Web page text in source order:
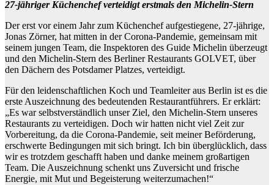
27-jähriger Küchenchef verteidigt erstmals den Michelin-Stern
Der erst vor einem Jahr zum Küchenchef aufgestiegene, 27-jährige,
Jonas Zörner, hat mitten in der Corona-Pandemie, gemeinsam mit
seinem jungen Team, die Inspektoren des Guide Michelin überzeugt
und den Michelin-Stern des Berliner Restaurants GOLVET, über
den Dächern des Potsdamer Platzes, verteidigt.
Für den leidenschaftlichen Koch und Teamleiter aus Berlin ist es die
erste Auszeichnung des bedeutenden Restaurantführers. Er erklärt:
„Es war selbstverständlich unser Ziel, den Michelin-Stern unseres
Restaurants zu verteidigen. Doch wir hatten nicht viel Zeit zur
Vorbereitung, da die Corona-Pandemie, seit meiner Beförderung,
erschwerte Bedingungen mit sich bringt. Ich bin überglücklich, dass
wir es trotzdem geschafft haben und danke meinem großartigen
Team. Die Auszeichnung schenkt uns Zuversicht und frische
Energie, mit Mut und Begeisterung weiterzumachen!“